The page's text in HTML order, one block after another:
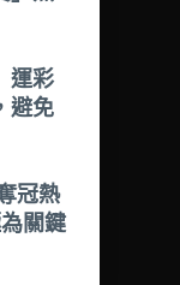
運彩
避免
冠熱
關鍵